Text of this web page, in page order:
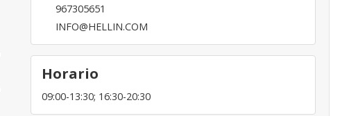
967305651
INFO@HELLIN.COM
Horario
09:00-13:30; 16:30-20:30